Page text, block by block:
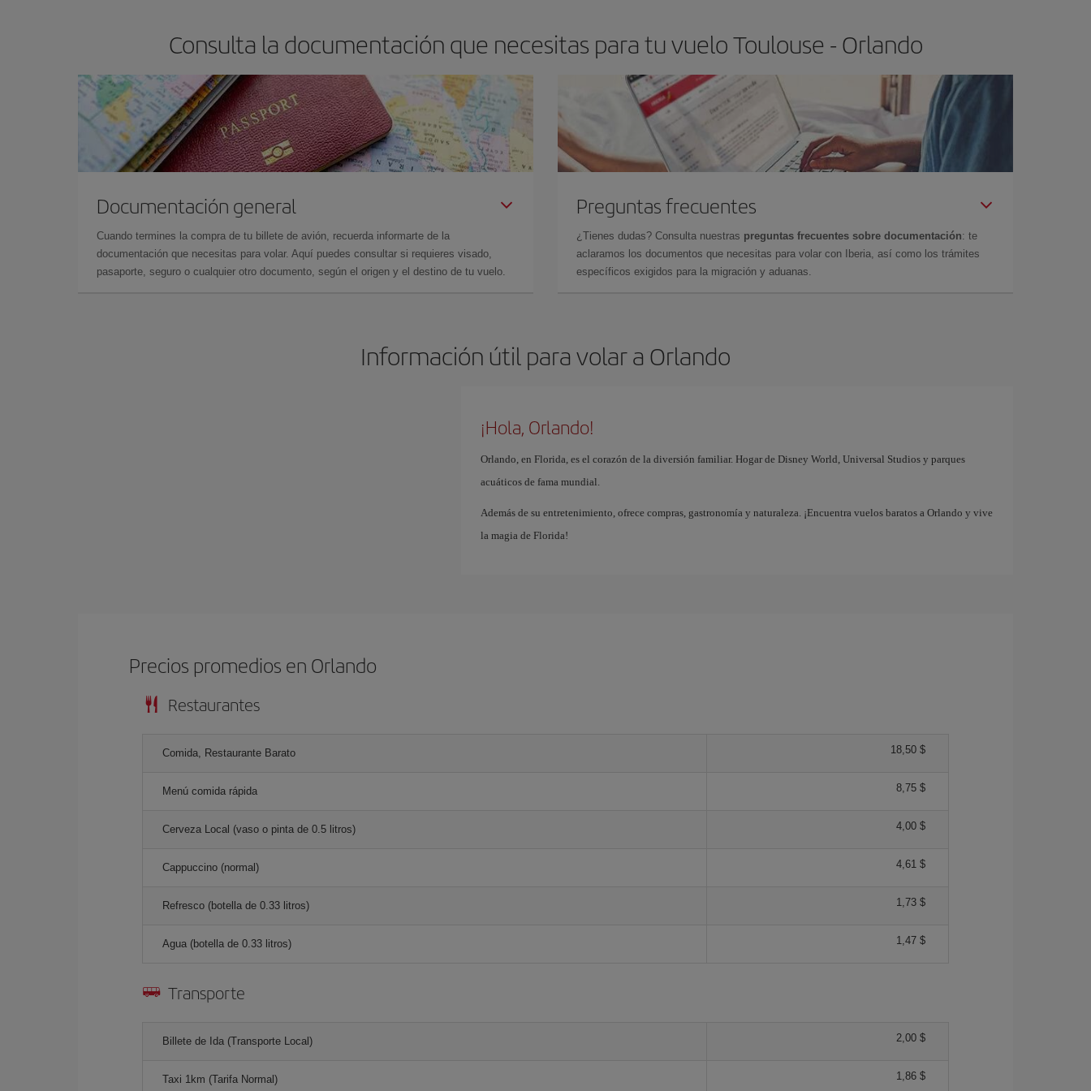
Consulta la documentación que necesitas para tu vuelo Toulouse - Orlando
Documentación general
Cuando termines la compra de tu billete de avión, recuerda informarte de la
documentación que necesitas para volar. Aquí puedes consultar si requieres visado,
pasaporte, seguro o cualquier otro documento, según el origen y el destino de tu vuelo.
Preguntas frecuentes
¿Tienes dudas? Consulta nuestras preguntas frecuentes sobre documentación: te
aclaramos los documentos que necesitas para volar con Iberia, así como los trámites
específicos exigidos para la migración y aduanas.
Información útil para volar a Orlando
¡Hola, Orlando!
Orlando, en Florida, es el corazón de la diversión familiar. Hogar de Disney World, Universal Studios y parques
acuáticos de fama mundial.
Además de su entretenimiento, ofrece compras, gastronomía y naturaleza. ¡Encuentra vuelos baratos a Orlando y vive
la magia de Florida!
Precios promedios en Orlando
Restaurantes
Comida, Restaurante Barato 18,50 $
Menú comida rápida 8,75 $
Cerveza Local (vaso o pinta de 0.5 litros) 4,00 $
Cappuccino (normal) 4,61 $
Refresco (botella de 0.33 litros) 1,73 $
Agua (botella de 0.33 litros) 1,47 $
Transporte
Billete de Ida (Transporte Local) 2,00 $
Taxi 1km (Tarifa Normal) 1,86 $